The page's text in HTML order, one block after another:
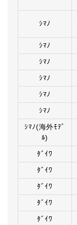
ｼﾏﾉ
ｼﾏﾉ
ｼﾏﾉ
ｼﾏﾉ
ｼﾏﾉ
ｼﾏﾉ
ｼﾏﾉ(海外ﾓﾃﾞ
ﾙ)
ﾀﾞｲﾜ
ﾀﾞｲﾜ
ﾀﾞｲﾜ
ﾀﾞｲﾜ
ﾀﾞｲﾜ